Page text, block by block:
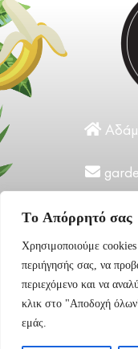
Tο Aπόρρητό σας
Χρησιμοποιούμε cookies
περιήγησής σας, να
περιεχόμενο και να
κλικ στο "Αποδοχή
εμάς.